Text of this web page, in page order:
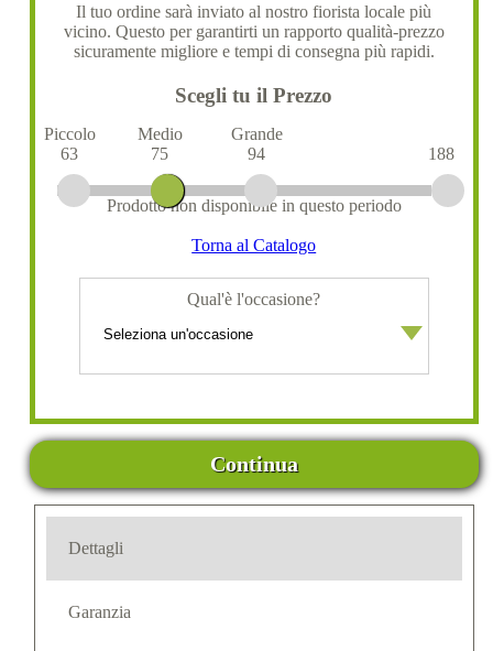
Il tuo ordine sarà inviato al nostro fiorista locale più
vicino. Questo per garantirti un rapporto qualità-prezzo
sicuramente migliore e tempi di consegna più rapidi.
Scegli tu il Prezzo
Piccolo
63
Medio
75
Grande
94
188
Prodotto non disponibile in questo periodo
Torna al Catalogo
Qual'è l'occasione?
Continua
Dettagli
Garanzia